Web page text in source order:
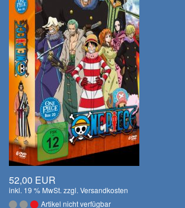
52,00 EUR
inkl. 19 % MwSt. zzgl. Versandkosten
Artikel nicht verfügbar